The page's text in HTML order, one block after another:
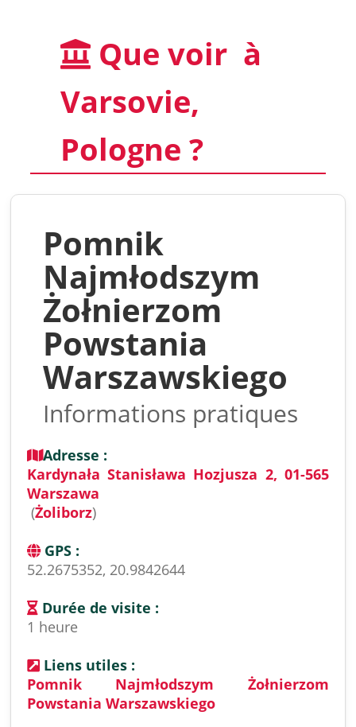
Que voir à
Varsovie,
Pologne ?
Pomnik
Najmłodszym
Żołnierzom
Powstania
Warszawskiego
Informations pratiques
Adresse :
Kardynała Stanisława Hozjusza 2, 01-565
Warszawa
(Żoliborz)
GPS :
52.2675352, 20.9842644
Durée de visite :
1 heure
Liens utiles :
Pomnik Najmłodszym Żołnierzom
Powstania Warszawskiego